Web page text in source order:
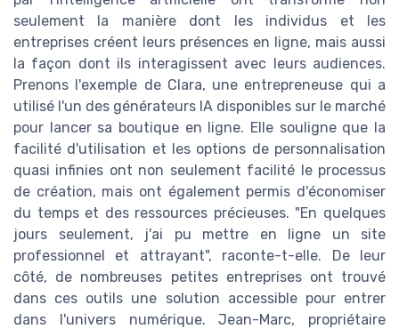
seulement la manière dont les individus et les
entreprises créent leurs présences en ligne, mais aussi
la façon dont ils interagissent avec leurs audiences.
Prenons l'exemple de Clara, une entrepreneuse qui a
utilisé l'un des générateurs IA disponibles sur le marché
pour lancer sa boutique en ligne. Elle souligne que la
facilité d'utilisation et les options de personnalisation
quasi infinies ont non seulement facilité le processus
de création, mais ont également permis d'économiser
du temps et des ressources précieuses. "En quelques
jours seulement, j'ai pu mettre en ligne un site
professionnel et attrayant", raconte-t-elle. De leur
côté, de nombreuses petites entreprises ont trouvé
dans ces outils une solution accessible pour entrer
dans l'univers numérique. Jean-Marc, propriétaire